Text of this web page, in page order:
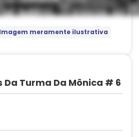
Imagem meramente ilustrativa
Da Turma Da Mônica # 6